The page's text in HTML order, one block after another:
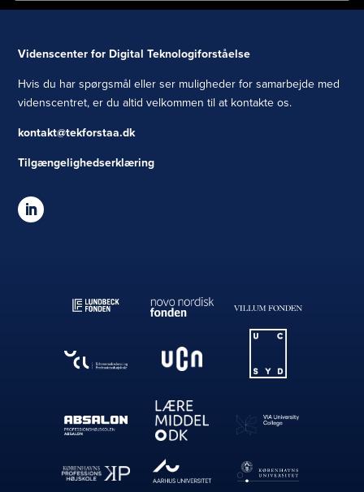
Videnscenter for Digital Teknologiforståelse
Hvis du har spørgsmål eller ser muligheder for samarbejde med
videnscentret, er du altid velkommen til at kontakte os.
kontakt@tekforstaa.dk
Tilgængelighedserklæring